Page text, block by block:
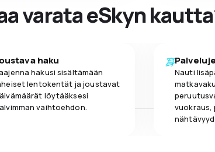
varata eSkyn
haku
hakusi sisältämään
lentokentät ja joustavat
löytääksesi
vaihtoehdon.
Nauti
vuokraus,